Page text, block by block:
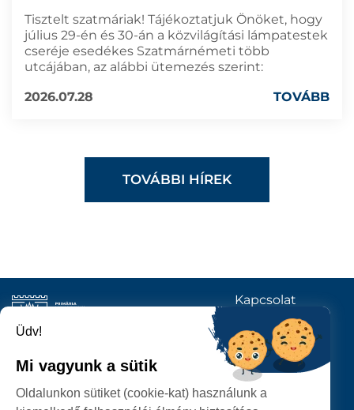
Tisztelt szatmáriak! Tájékoztatjuk Önöket, hogy
július 29-én és 30-án a közvilágítási lámpatestek
cseréje esedékes Szatmárnémeti több
utcájában, az alábbi ütemezés szerint:
2026.07.28
TOVÁBB
TOVÁBBI HÍREK
SZATMÁRNÉMETI
POLGÁRMESTERI HIVATAL
Kapcsolat
KÖVESSENEK
Üdv!
Mi vagyunk a sütik
Oldalunkon sütiket (cookie-kat) használunk a